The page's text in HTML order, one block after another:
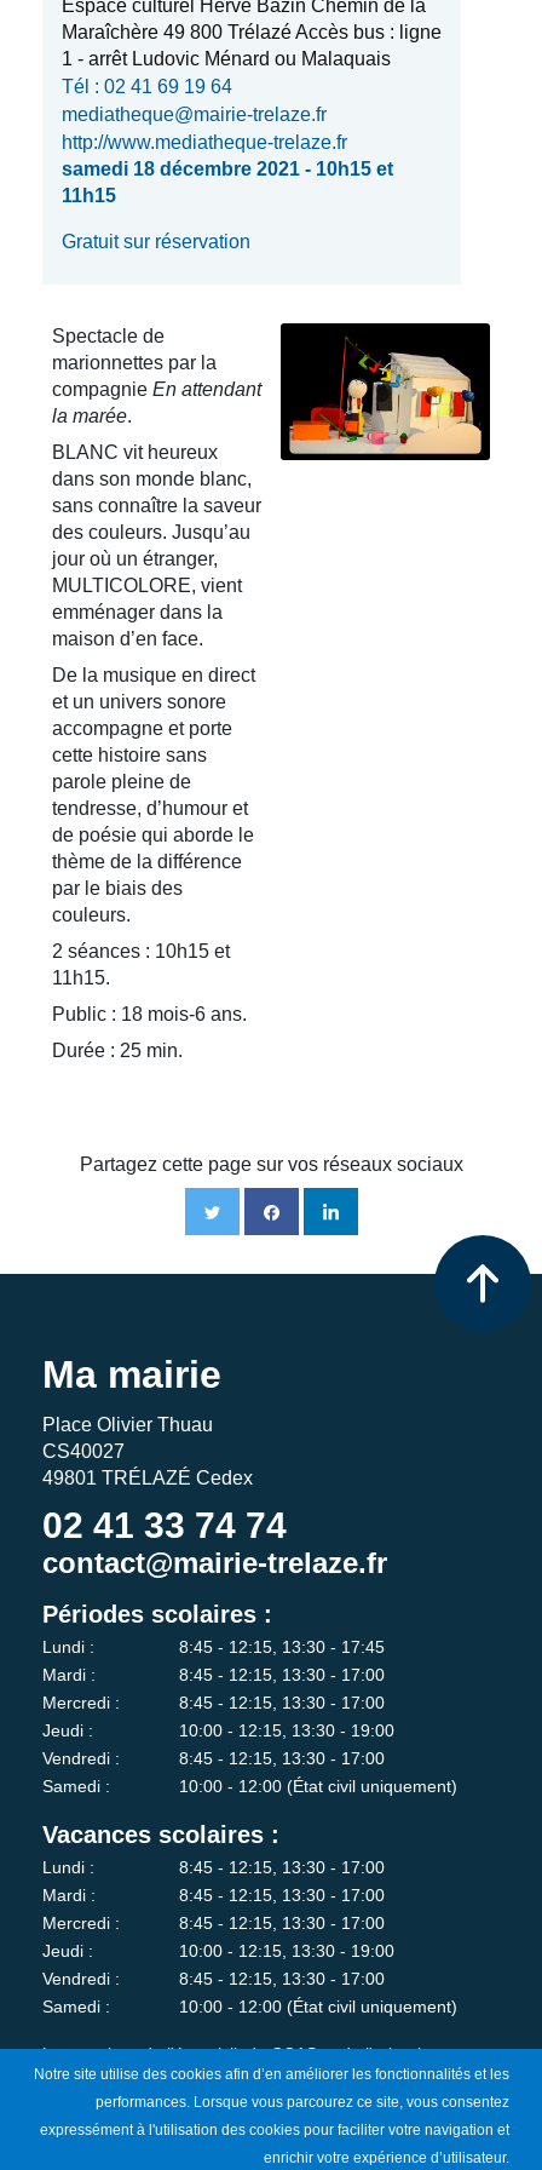
Espace culturel Hervé Bazin Chemin de la
Maraîchère 49 800 Trélazé Accès bus : ligne
1 - arrêt Ludovic Ménard ou Malaquais
Tél : 02 41 69 19 64
mediatheque@mairie-trelaze.fr
http://www.mediatheque-trelaze.fr
samedi 18 décembre 2021 - 10h15 et
11h15
Gratuit sur réservation
Spectacle de
marionnettes par la
compagnie En attendant
la marée.
BLANC vit heureux
dans son monde blanc,
sans connaître la saveur
des couleurs. Jusqu’au
jour où un étranger,
MULTICOLORE, vient
emménager dans la
maison d’en face.
De la musique en direct
et un univers sonore
accompagne et porte
cette histoire sans
parole pleine de
tendresse, d’humour et
de poésie qui aborde le
thème de la différence
par le biais des
couleurs.
2 séances : 10h15 et
11h15.
Public : 18 mois-6 ans.
Durée : 25 min.
Partagez cette page sur vos réseaux sociaux
Ma mairie
Place Olivier Thuau
CS40027
49801 TRÉLAZÉ Cedex
02 41 33 74 74
contact@mairie-trelaze.fr
Périodes scolaires :
Lundi :
8:45 - 12:15, 13:30 - 17:45
Mardi :
8:45 - 12:15, 13:30 - 17:00
Mercredi :
8:45 - 12:15, 13:30 - 17:00
Jeudi :
10:00 - 12:15, 13:30 - 19:00
Vendredi :
8:45 - 12:15, 13:30 - 17:00
Samedi :
10:00 - 12:00 (État civil uniquement)
Vacances scolaires :
Lundi :
8:45 - 12:15, 13:30 - 17:00
Mardi :
8:45 - 12:15, 13:30 - 17:00
Mercredi :
8:45 - 12:15, 13:30 - 17:00
Jeudi :
10:00 - 12:15, 13:30 - 19:00
Vendredi :
8:45 - 12:15, 13:30 - 17:00
Samedi :
10:00 - 12:00 (État civil uniquement)
Les services de l'état-civil, du CCAS et de l'urbanisme sont
fermés au public le lundi matin.
Je m'abonne à la newsletter
Notre site utilise des cookies afin d’en améliorer les fonctionnalités et les
performances. Lorsque vous parcourez ce site, vous consentez
expressément à l'utilisation des cookies pour faciliter votre navigation et
enrichir votre expérience d’utilisateur.